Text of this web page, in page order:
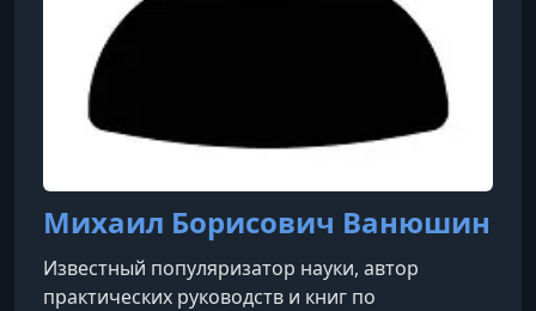
Михаил Борисович Ванюшин
Известный популяризатор науки, автор
практических руководств и книг по